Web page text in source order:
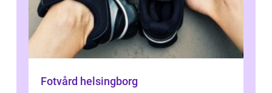
Fotvård helsingborg